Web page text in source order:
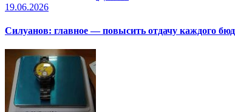
19.06.2026
Силуанов: главное — повысить отдачу каждого